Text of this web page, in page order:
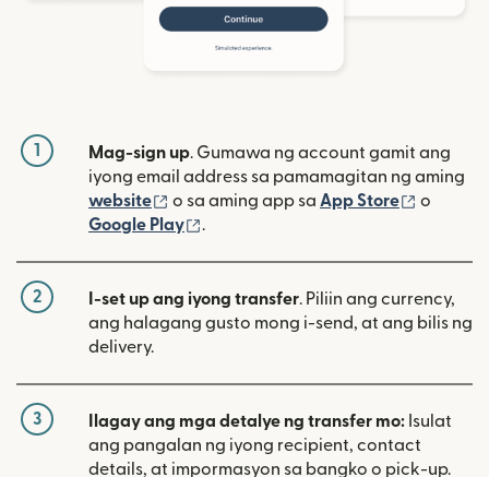
1 Mag-sign up. Gumawa ng account gamit ang
iyong email address sa pamamagitan ng aming
website
(bubukas sa bagong window)
o sa aming app sa App Store
o
Google Play
.
2 I-set up ang iyong transfer. Piliin ang currency,
ang halagang gusto mong i-send, at ang bilis ng
delivery.
3 Ilagay ang mga detalye ng transfer mo: Isulat
ang pangalan ng iyong recipient, contact
details, at impormasyon sa bangko o pick-up.